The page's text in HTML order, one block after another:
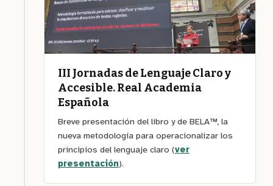
III Jornadas de Lenguaje Claroy
Accesible. Real Academia
Española
Breve presentación del libro y de BELA™, la
nueva metodología para operacionalizar los
principios del lenguaje claro (ver
presentación).